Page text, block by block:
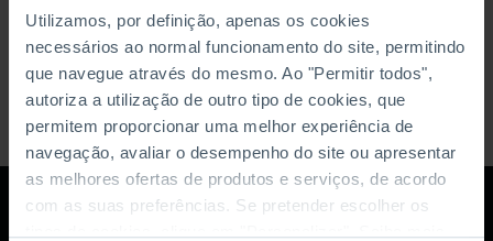
Utilizamos, por definição, apenas os cookies
necessários ao normal funcionamento do site, permitindo
que navegue através do mesmo. Ao "Permitir todos",
autoriza a utilização de outro tipo de cookies, que
permitem proporcionar uma melhor experiência de
navegação, avaliar o desempenho do site ou apresentar
as melhores ofertas de produtos e serviços, de acordo
com as suas preferências. Se pretender escolher os